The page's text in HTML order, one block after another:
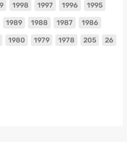
1998 1997 1996 1995
1989 1988 1987 1986
1980 1979 1978 205 26